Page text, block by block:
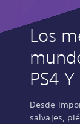
Los
PS4 Y
Desde
salvajes,